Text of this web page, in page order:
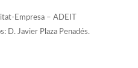
Empresa – ADEIT
D. Javier Plaza Penadés.